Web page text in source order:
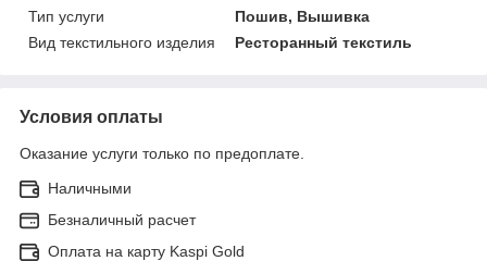
Тип услуги
Пошив, Вышивка
Вид текстильного изделия
Ресторанный текстиль
Условия оплаты
Оказание услуги только по предоплате.
Наличными
Безналичный расчет
Оплата на карту Kaspi Gold